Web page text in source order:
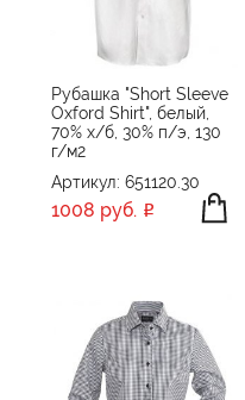
Рубашка "Short Sleeve
Oxford Shirt", белый,
70% х/б, 30% п/э, 130
г/м2
Артикул: 651120.30
1008 руб.